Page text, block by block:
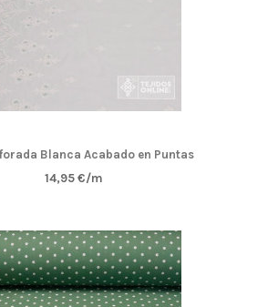
Blanca Acabado en Puntas
14,95 €/m